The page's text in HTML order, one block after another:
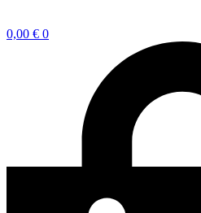
0,00 € 0